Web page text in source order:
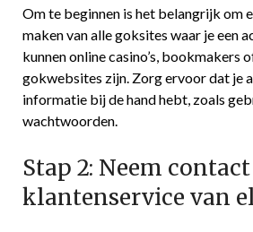
Om te beginnen is het belangrijk om
maken van alle goksites waar je een
kunnen online casino’s, bookmakers
gokwebsites zijn. Zorg ervoor dat je
informatie bij de hand hebt, zoals
wachtwoorden.
Stap 2: Neem
klantenservice van